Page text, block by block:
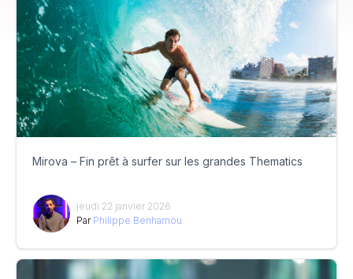
Mirova – Fin prêt à surfer sur les grandes Thematics
jeudi 22 janvier 2026
Par Philippe Benhamou